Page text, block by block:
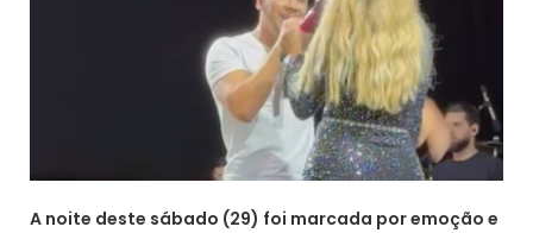
A noite deste sábado (29) foi marcada por emoção e